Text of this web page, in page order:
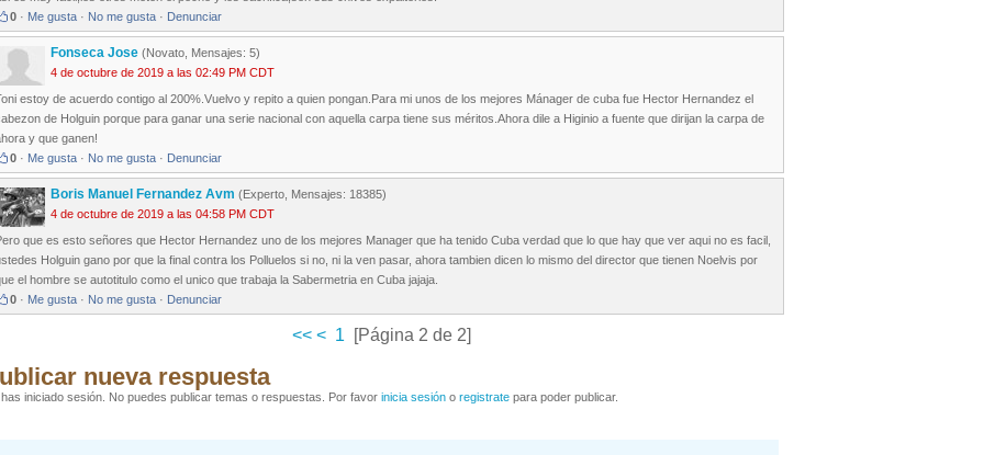
0 · Me gusta · No me gusta · Denunciar
Fonseca Jose (Novato, Mensajes: 5)
4 de octubre de 2019 a las 02:49 PM CDT
estoy de acuerdo contigo al 200%.Vuelvo y repito a quien pongan.Para mi unos de los mejores Mánager de cuba fue Hector Hernandez el
de Holguin porque para ganar una serie nacional con aquella carpa tiene sus méritos.Ahora dile a Higinio a fuente que dirijan la carpa de
y que ganen!
0 · Me gusta · No me gusta · Denunciar
Boris Manuel Fernandez Avm (Experto, Mensajes: 18385)
4 de octubre de 2019 a las 04:58 PM CDT
que es esto señores que Hector Hernandez uno de los mejores Manager que ha tenido Cuba verdad que lo que hay que ver aqui no es facil,
Holguin gano por que la final contra los Polluelos si no, ni la ven pasar, ahora tambien dicen lo mismo del director que tienen Noelvis por
el hombre se autotitulo como el unico que trabaja la Sabermetria en Cuba jajaja.
0 · Me gusta · No me gusta · Denunciar
<< < 1 [Página 2 de 2]
nueva respuesta
has iniciado sesión. No puedes publicar temas o respuestas. Por favor inicia sesión o registrate para poder publicar.